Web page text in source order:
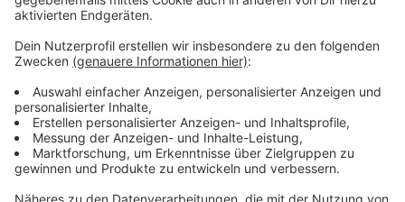
Verpass' nichts mehr - mit unserem kostenlosen
ANTENNE BAYERN Newsletter. Ob Nachrichten,
Lifestyle oder unsere neuesten Aktionen - wir
informieren dich.
Zum Newsletter anmelden